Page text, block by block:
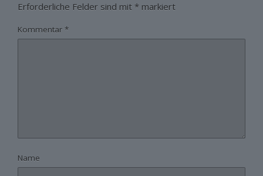
Erforderliche Felder sind mit * markiert
Kommentar *
Name